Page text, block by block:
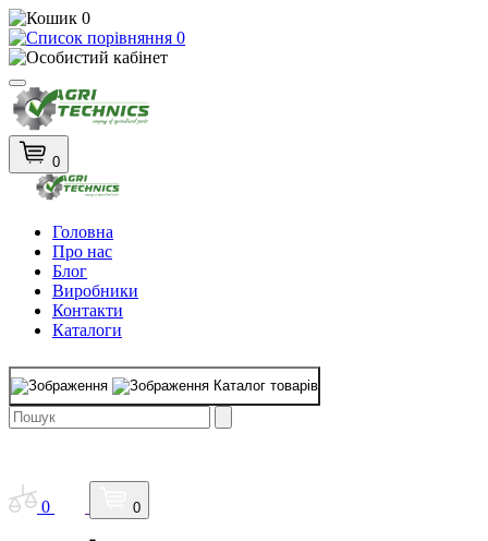
0
0
0
Головна
Про нас
Блог
Виробники
Контакти
Каталоги
Каталог товарів
0 0